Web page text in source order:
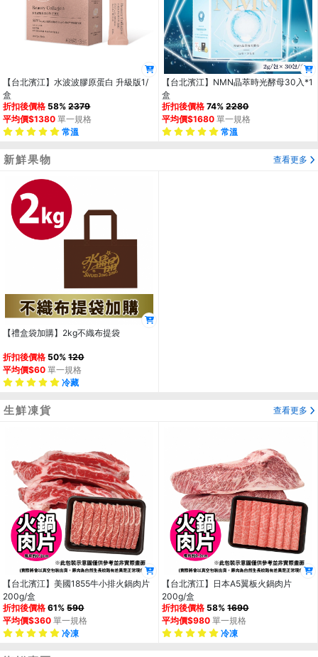
【台北濱江】水波波膠原蛋白 升級版1/
盒
折扣後價格 58%2379
平均價$1380 單一規格
常溫
【台北濱江】NMN晶萃時光酵母30入*1
盒
折扣後價格 74%2280
平均價$1680 單一規格
常溫
新鮮果物 查看更多
【禮盒袋加購】2kg不織布提袋
折扣後價格 50%120
平均價$60 單一規格
冷藏
生鮮凍貨 查看更多
【台北濱江】美國1855牛小排火鍋肉片
200g/盒
折扣後價格 61%590
平均價$360 單一規格
冷凍
【台北濱江】日本A5翼板火鍋肉片
200g/盒
折扣後價格 58%1690
平均價$980 單一規格
冷凍